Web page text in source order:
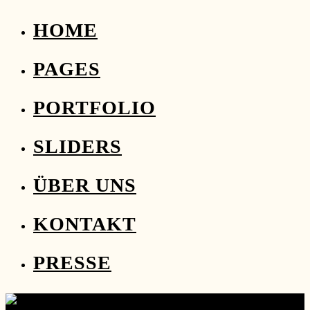
HOME
PAGES
PORTFOLIO
SLIDERS
ÜBER UNS
KONTAKT
PRESSE